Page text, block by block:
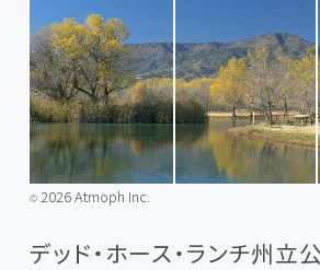
©️2026 Atmoph Inc.
デッド・ホース・ランチ州立